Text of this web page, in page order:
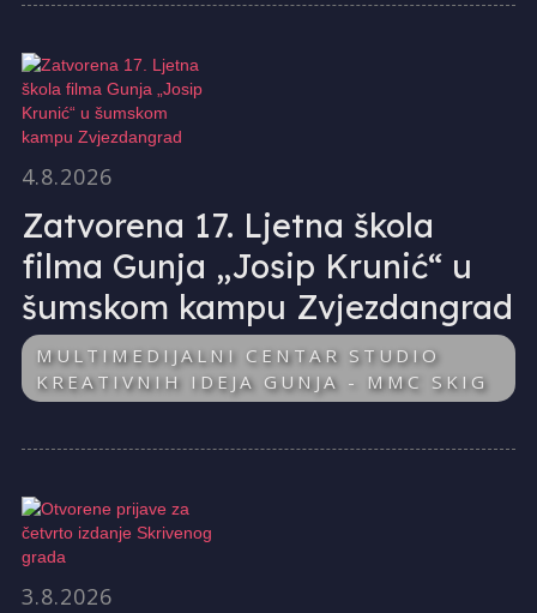
4.8.2026
Zatvorena 17. Ljetna škola
filma Gunja „Josip Krunić“ u
šumskom kampu Zvjezdangrad
MULTIMEDIJALNI CENTAR STUDIO
KREATIVNIH IDEJA GUNJA - MMC SKIG
3.8.2026